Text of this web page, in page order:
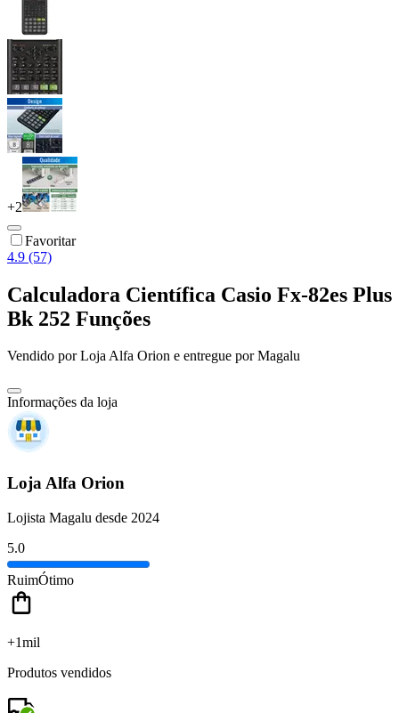
+2
Favoritar
4.9 (57)
Calculadora Científica Casio Fx-82es Plus
Bk 252 Funções
Vendido porLoja Alfa Orion e entregue por Magalu
Informações da loja
Loja Alfa Orion
Lojista Magalu desde 2024
5.0
RuimÓtimo
+1mil
Produtos vendidos